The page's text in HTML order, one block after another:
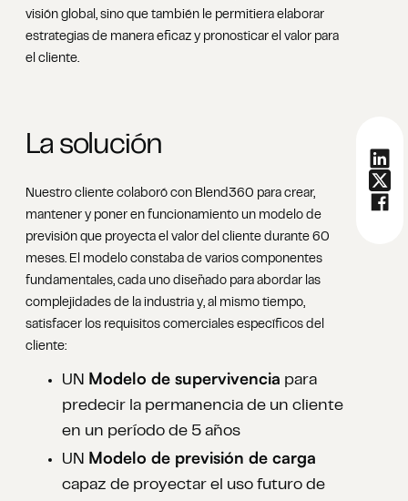
visión global, sino que también le permitiera elaborar
estrategias de manera eficaz y pronosticar el valor para
el cliente.
La solución
Nuestro cliente colaboró con Blend360 para crear,
mantener y poner en funcionamiento un modelo de
previsión que proyecta el valor del cliente durante 60
meses. El modelo constaba de varios componentes
fundamentales, cada uno diseñado para abordar las
complejidades de la industria y, al mismo tiempo,
satisfacer los requisitos comerciales específicos del
cliente:
UN Modelo de supervivencia para
predecir la permanencia de un cliente
en un período de 5 años
UN Modelo de previsión de carga
capaz de proyectar el uso futuro de